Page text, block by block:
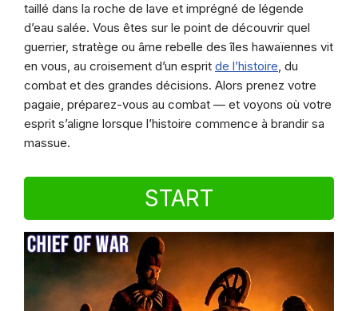
taillé dans la roche de lave et imprégné de légende
d’eau salée. Vous êtes sur le point de découvrir quel
guerrier, stratège ou âme rebelle des îles hawaïennes vit
en vous, au croisement d’un esprit de l’histoire, du
combat et des grandes décisions. Alors prenez votre
pagaie, préparez-vous au combat — et voyons où votre
esprit s’aligne lorsque l’histoire commence à brandir sa
massue.
START